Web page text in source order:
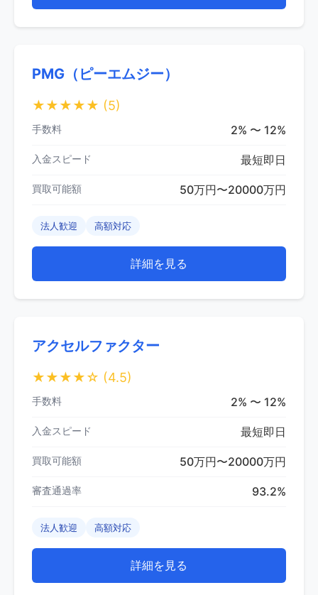
PMG（ピーエムジー）
★★★★★ (5)
手数料 2% 〜 12%
入金スピード 最短即日
買取可能額 50万円〜20000万円
法人歓迎 高額対応
詳細を見る
アクセルファクター
★★★★☆ (4.5)
手数料 2% 〜 12%
入金スピード 最短即日
買取可能額 50万円〜20000万円
審査通過率 93.2%
法人歓迎 高額対応
詳細を見る